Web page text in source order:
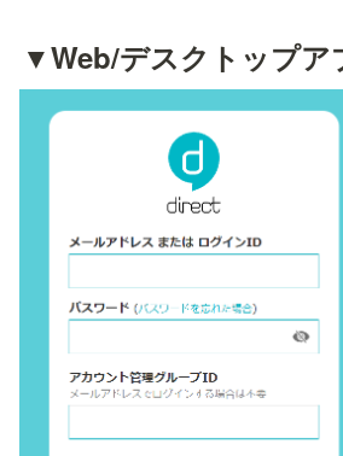
▼Web/デスクトップア